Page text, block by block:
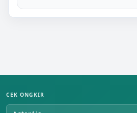
CEK ONGKIR